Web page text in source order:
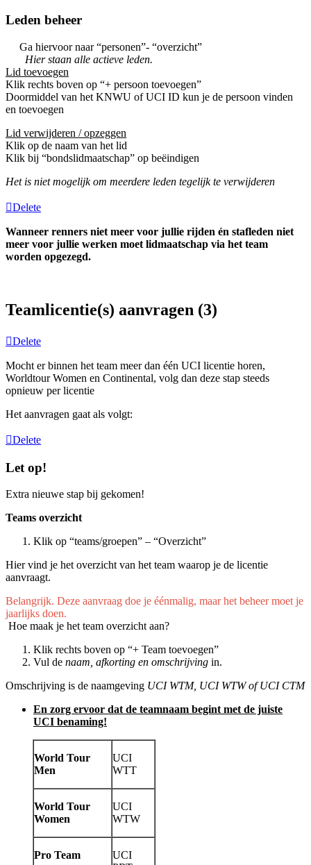
Leden beheer
Ga hiervoor naar “personen”- “overzicht”
Hier staan alle actieve leden.
Lid toevoegen
Klik rechts boven op “+ persoon toevoegen”
Doormiddel van het KNWU of UCI ID kun je de persoon vinden
en toevoegen
Lid verwijderen / opzeggen
Klik op de naam van het lid
Klik bij “bondslidmaatschap” op beëindigen
Het is niet mogelijk om meerdere leden tegelijk te verwijderen
Delete
Wanneer renners niet meer voor jullie rijden én stafleden niet
meer voor jullie werken moet lidmaatschap via het team
worden opgezegd.
Teamlicentie(s) aanvragen (3)
Delete
Mocht er binnen het team meer dan één UCI licentie horen,
Worldtour Women en Continental, volg dan deze stap steeds
opnieuw per licentie
Het aanvragen gaat als volgt:
Delete
Let op!
Extra nieuwe stap bij gekomen!
Teams overzicht
Klik op “teams/groepen” – “Overzicht”
Hier vind je het overzicht van het team waarop je de licentie
aanvraagt.
Belangrijk. Deze aanvraag doe je éénmalig, maar het beheer moet je
jaarlijks doen.
Hoe maak je het team overzicht aan?
Klik rechts boven op “+ Team toevoegen”
Vul de naam, afkorting en omschrijving in.
Omschrijving is de naamgeving UCI WTM, UCI WTW of UCI CTM
En zorg ervoor dat de teamnaam begint met de juiste
UCI benaming!
World Tour
Men
UCI
WTT
World Tour
Women
UCI
WTW
Pro Team
UCI